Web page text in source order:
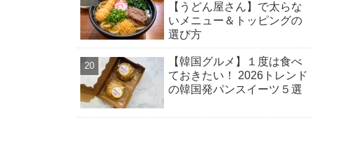
【うどん屋さん】で太らな
いメニュー＆トッピングの
選び方
【韓国グルメ】１度は食べ
ておきたい！ 2026トレンド
の韓国発パンスイーツ５選